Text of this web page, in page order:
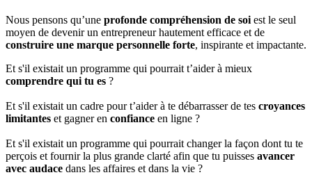
Nous pensons qu’une profonde compréhension de soi est le seul
moyen de devenir un entrepreneur hautement efficace et de
construire une marque personnelle forte, inspirante et impactante.
Et s'il existait un programme qui pourrait t’aider à mieux
comprendre qui tu es ?
Et s'il existait un cadre pour t’aider à te débarrasser de tes croyances
limitantes et gagner en confiance en ligne ?
Et s'il existait un programme qui pourrait changer la façon dont tu te
perçois et fournir la plus grande clarté afin que tu puisses avancer
avec audace dans les affaires et dans la vie ?